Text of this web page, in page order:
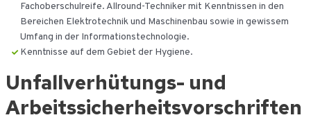
Fachoberschulreife. Allround-Techniker mit Kenntnissen in den
Bereichen Elektrotechnik und Maschinenbau sowie in gewissem
Umfang in der Informationstechnologie.
Kenntnisse auf dem Gebiet der Hygiene.
Unfallverhütungs- und
Arbeitssicherheitsvorschriften